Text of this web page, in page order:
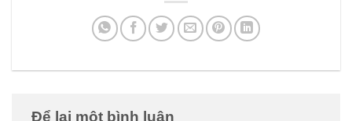
Để lại một bình luận